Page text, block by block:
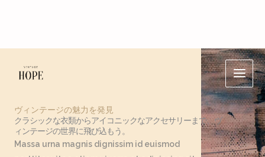
Main
Menu
ヴィンテージの魅力を発見
クラシックな衣類からアイコニックなアクセサリーまで、ヴ
ィンテージの世界に飛び込もう。
Massa urna magnis dignissim id euismod